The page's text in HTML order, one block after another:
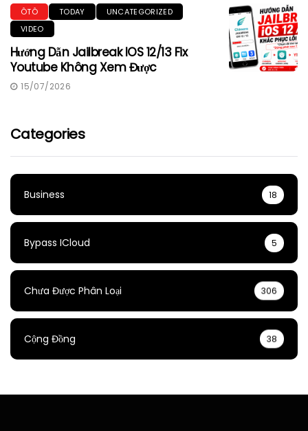
ÔTÔ TODAY
UNCATEGORIZED
VIDEO
Hướng Dẫn Jailbreak IOS 12/13 Fix
Youtube Không Xem Được
15/07/2026
Categories
Business 18
Bypass ICloud 5
Chưa Được Phân Loại 306
Cộng Đồng 38